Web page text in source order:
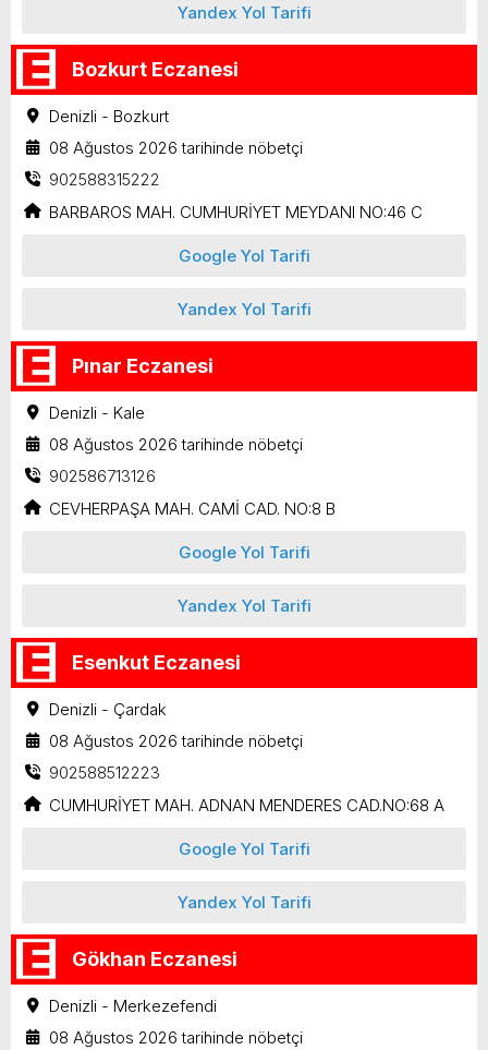
Yandex Yol Tarifi
Bozkurt Eczanesi
Denizli - Bozkurt
08 Ağustos 2026 tarihinde nöbetçi
902588315222
BARBAROS MAH. CUMHURİYET MEYDANI NO:46 C
Google Yol Tarifi
Yandex Yol Tarifi
Pınar Eczanesi
Denizli - Kale
08 Ağustos 2026 tarihinde nöbetçi
902586713126
CEVHERPAŞA MAH. CAMİ CAD. NO:8 B
Google Yol Tarifi
Yandex Yol Tarifi
Esenkut Eczanesi
Denizli - Çardak
08 Ağustos 2026 tarihinde nöbetçi
902588512223
CUMHURİYET MAH. ADNAN MENDERES CAD.NO:68 A
Google Yol Tarifi
Yandex Yol Tarifi
Gökhan Eczanesi
Denizli - Merkezefendi
08 Ağustos 2026 tarihinde nöbetçi